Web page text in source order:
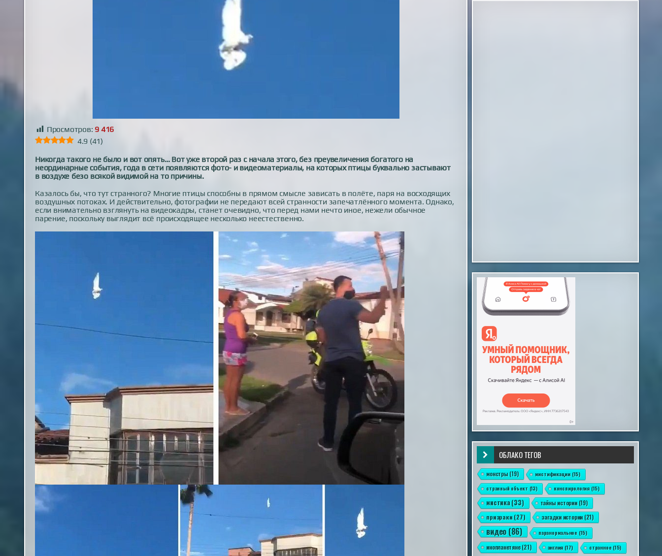
Просмотров: 9 416
4.9 (41)
Никогда такого не было и вот опять… Вот уже второй раз с начала этого, без преувеличения богатого на
неординарные события, года в сети появляются фото- и видеоматериалы, на которых птицы буквально застывают
в воздухе безо всякой видимой на то причины.
Казалось бы, что тут странного? Многие птицы способны в прямом смысле зависать в полёте, паря на восходящих
воздушных потоках. И действительно, фотографии не передают всей странности запечатлённого момента. Однако,
если внимательно взглянуть на видеокадры, станет очевидно, что перед нами нечто иное, нежели обычное
парение, поскольку выглядит всё происходящее несколько неестественно.
ОБЛАКО ТЕГОВ
монстры(19) мистификации(15)
странный объект(13) конспирология(15)
мистика(33) тайны истории(19)
призраки(27) загадки истории(21)
видео(86) паранормальное(15)
инопланетяне(21) англия(17) странное(15)